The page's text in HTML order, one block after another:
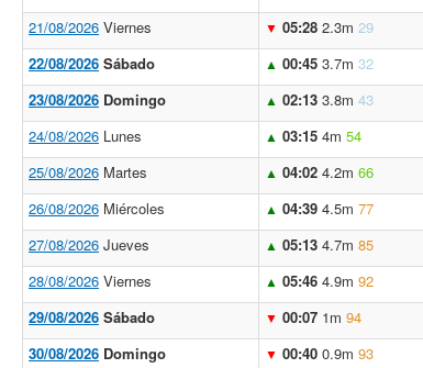
21/08/2026 Viernes ▼ 05:28 2.3m 29
22/08/2026 Sábado ▲ 00:45 3.7m 32
23/08/2026 Domingo ▲ 02:13 3.8m 43
24/08/2026 Lunes ▲ 03:15 4m 54
25/08/2026 Martes ▲ 04:02 4.2m 66
26/08/2026 Miércoles ▲ 04:39 4.5m 77
27/08/2026 Jueves ▲ 05:13 4.7m 85
28/08/2026 Viernes ▲ 05:46 4.9m 92
29/08/2026 Sábado ▼ 00:07 1m 94
30/08/2026 Domingo ▼ 00:40 0.9m 93